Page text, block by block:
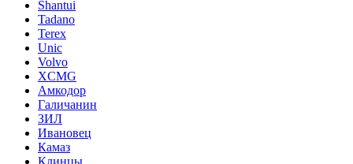
Shantui
Tadano
Terex
Unic
Volvo
XCMG
Амкодор
Галичанин
ЗИЛ
Ивановец
Камаз
Клинцы